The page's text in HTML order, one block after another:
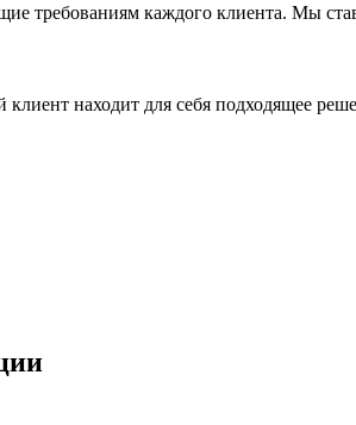
требованиям каждого клиента. Мы
находит для себя подходящее